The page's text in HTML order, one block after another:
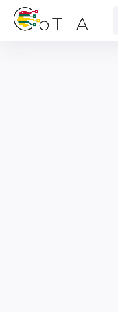
Skip to main content